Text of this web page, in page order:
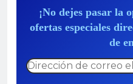
¡No dejes pasar la
ofertas especiales
de